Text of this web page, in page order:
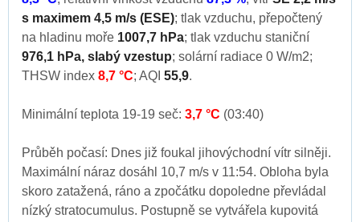
s maximem 4,5 m/s (ESE); tlak vzduchu, přepočtený
na hladinu moře 1007,7 hPa; tlak vzduchu staniční
976,1 hPa, slabý vzestup; solární radiace 0 W/m2;
THSW index 8,7 °C; AQI 55,9.
Minimální teplota 19-19 seč: 3,7 °C (03:40)
Průběh počasí: Dnes již foukal jihovýchodní vítr silněji.
Maximální náraz dosáhl 10,7 m/s v 11:54. Obloha byla
skoro zatažená, ráno a zpočátku dopoledne převládal
nízký stratocumulus. Postupně se vytvářela kupovitá